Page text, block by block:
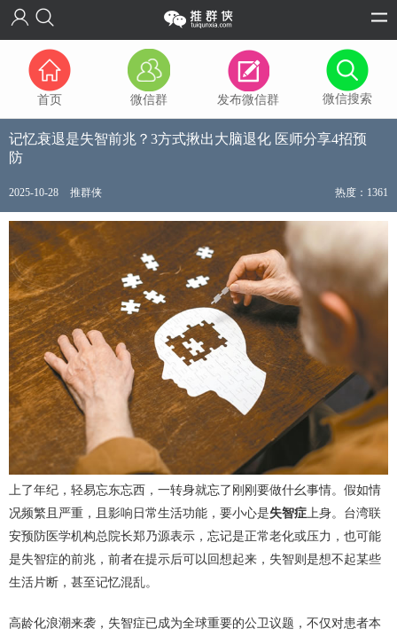
首页 微信群 发布微信群 微信搜索
记忆衰退是失智前兆？3方式揪出大脑退化 医师分享4招预
防
2025-10-28 推群侠 热度：1361
上了年纪，轻易忘东忘西，一转身就忘了刚刚要做什幺事情。假如情
况频繁且严重，且影响日常生活功能，要小心是失智症 上身。台湾联
安预防医学机构总院长郑乃源表示，忘记是正常老化或压力，也可能
是失智症的前兆，前者在提示后可以回想起来，失智则是想不起某些
生活片断，甚至记忆混乱。
高龄化浪潮来袭，失智症已成为全球重要的公卫议题，不仅对患者本